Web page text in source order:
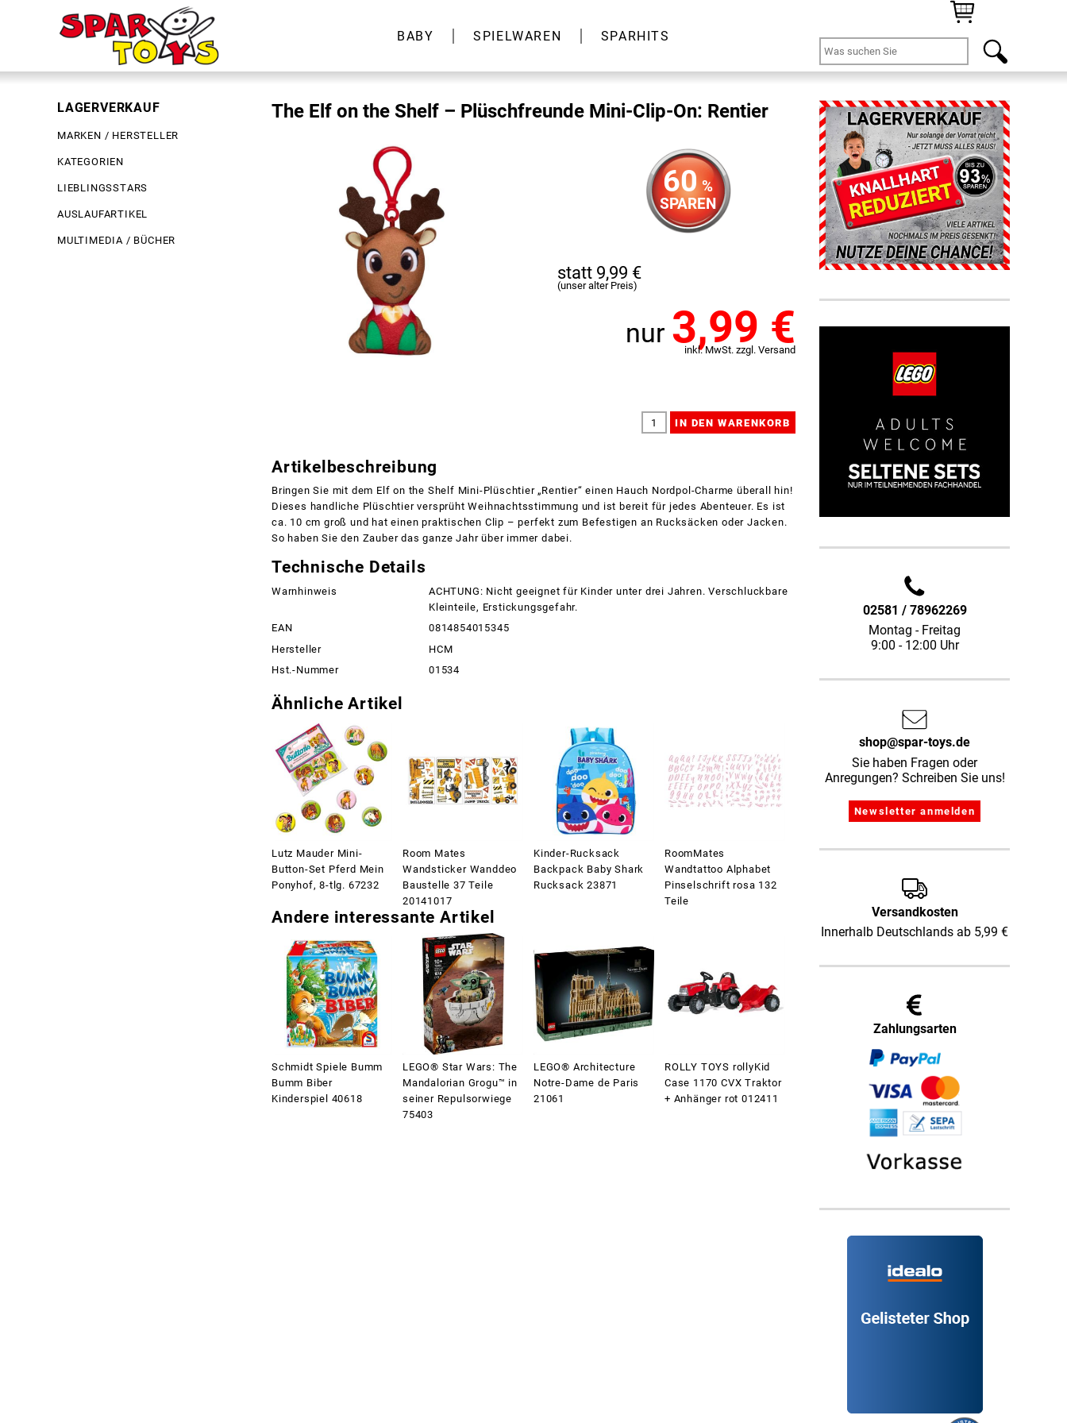
BABY SPIELWAREN SPARHITS
LAGERVERKAUF
MARKEN / HERSTELLER
KATEGORIEN
LIEBLINGSSTARS
AUSLAUFARTIKEL
MULTIMEDIA / BÜCHER
The Elf on the Shelf – Plüschfreunde Mini-Clip-On: Rentier
60 %
SPAREN
statt 9,99 €
(unser alter Preis)
nur 3,99 €
inkl. MwSt. zzgl. Versand
Artikelbeschreibung
Bringen Sie mit dem Elf on the Shelf Mini-Plüschtier „Rentier“ einen Hauch Nordpol-Charme überall hin!
Dieses handliche Plüschtier versprüht Weihnachtsstimmung und ist bereit für jedes Abenteuer. Es ist
ca. 10 cm groß und hat einen praktischen Clip – perfekt zum Befestigen an Rucksäcken oder Jacken.
So haben Sie den Zauber das ganze Jahr über immer dabei.
Technische Details
Warnhinweis
ACHTUNG: Nicht geeignet für Kinder unter drei Jahren. Verschluckbare
Kleinteile, Erstickungsgefahr.
EAN
0814854015345
Hersteller
HCM
Hst.-Nummer
01534
Ähnliche Artikel
Lutz Mauder Mini-
Button-Set Pferd Mein
Ponyhof, 8-tlg. 67232
Room Mates
Wandsticker Wanddeo
Baustelle 37 Teile
20141017
Kinder-Rucksack
Backpack Baby Shark
Rucksack 23871
RoomMates
Wandtattoo Alphabet
Pinselschrift rosa 132
Teile
Andere interessante Artikel
Schmidt Spiele Bumm
Bumm Biber
Kinderspiel 40618
LEGO® Star Wars: The
Mandalorian Grogu™ in
seiner Repulsorwiege
75403
LEGO® Architecture
Notre-Dame de Paris
21061
ROLLY TOYS rollyKid
Case 1170 CVX Traktor
+ Anhänger rot 012411
02581 / 78962269
Montag - Freitag
9:00 - 12:00 Uhr
shop@spar-toys.de
Sie haben Fragen oder
Anregungen? Schreiben Sie uns!
Versandkosten
Innerhalb Deutschlands ab 5,99 €
Zahlungsarten